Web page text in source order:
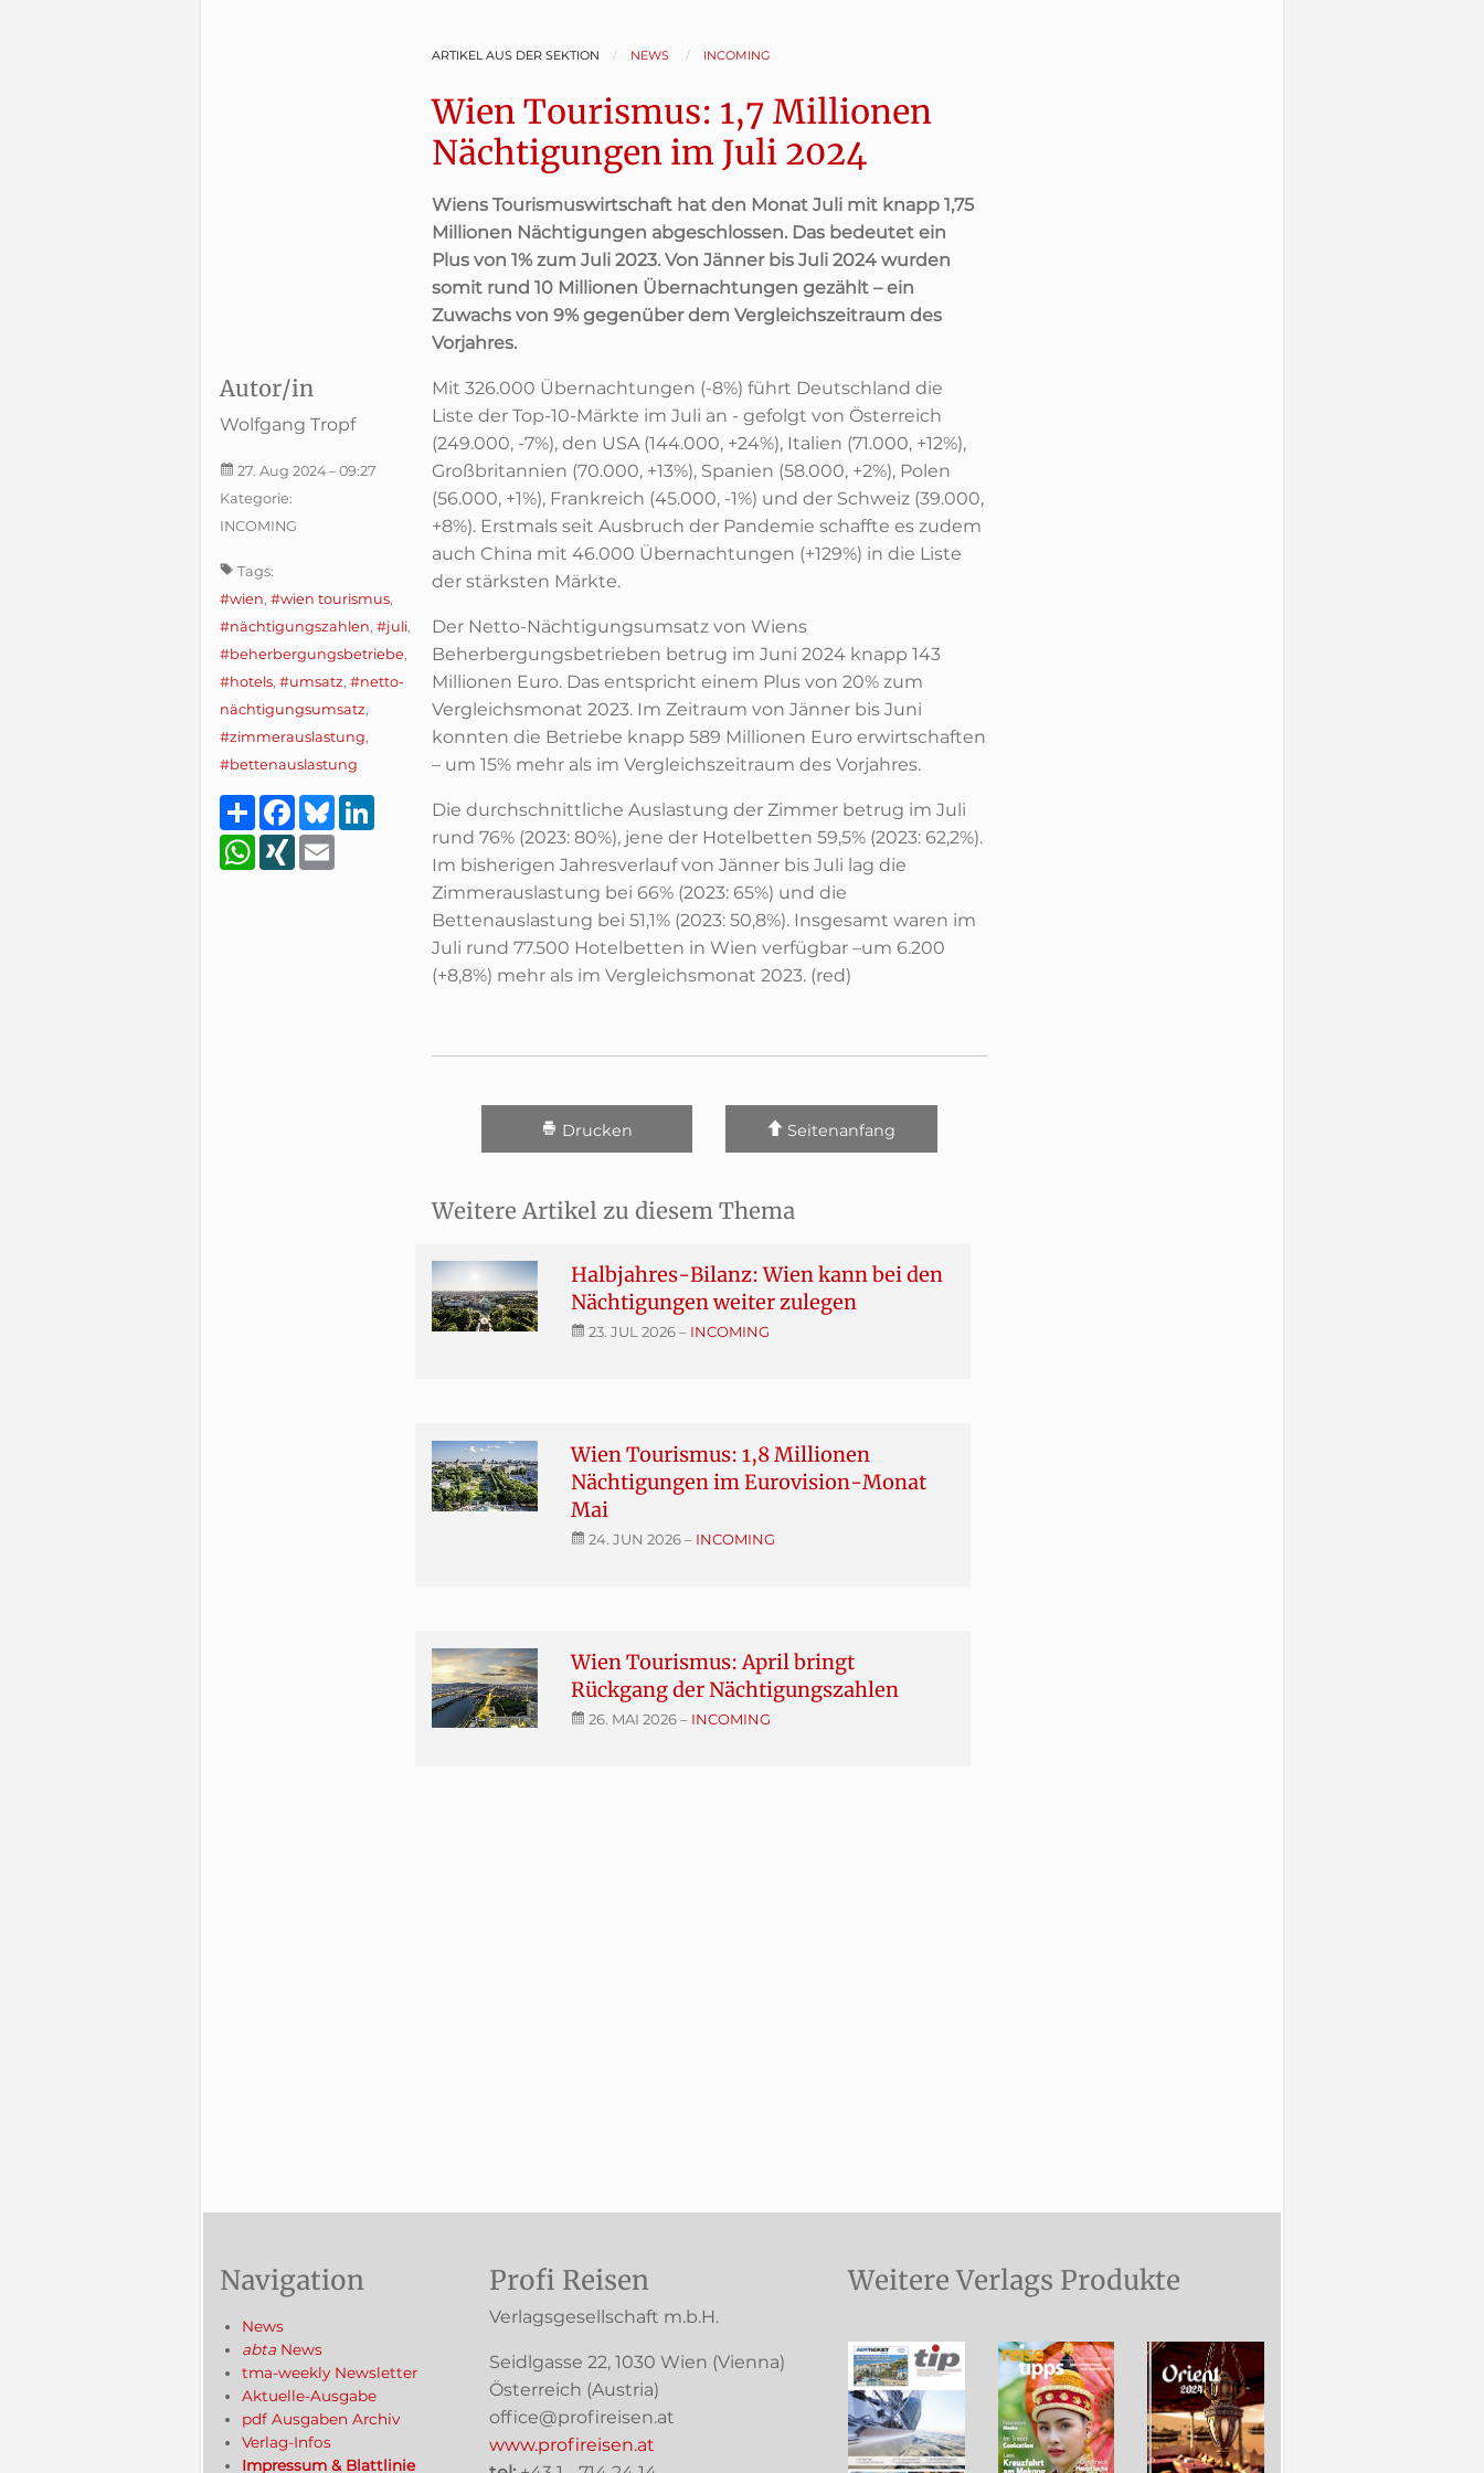
ARTIKEL AUS DER SEKTION NEWS INCOMING
Wien Tourismus: 1,7 Millionen
Nächtigungen im Juli 2024
Wiens Tourismuswirtschaft hat den Monat Juli mit knapp 1,75
Millionen Nächtigungen abgeschlossen. Das bedeutet ein
Plus von 1% zum Juli 2023. Von Jänner bis Juli 2024 wurden
somit rund 10 Millionen Übernachtungen gezählt – ein
Zuwachs von 9% gegenüber dem Vergleichszeitraum des
Vorjahres.
Autor/in
Wolfgang Tropf
27. Aug 2024– 09:27
Kategorie:
INCOMING
Tags:
#wien, #wien tourismus,
#nächtigungszahlen, #juli,
#beherbergungsbetriebe,
#hotels, #umsatz, #netto-
nächtigungsumsatz,
#zimmerauslastung,
#bettenauslastung
TeilenFacebook
BlueskyLinkedIn
WhatsApp
XING
Mit 326.000 Übernachtungen (-8%) führt Deutschland die
Liste der Top-10-Märkte im Juli an - gefolgt von Österreich
(249.000, -7%), den USA (144.000, +24%), Italien (71.000, +12%),
Großbritannien (70.000, +13%), Spanien (58.000, +2%), Polen
(56.000, +1%), Frankreich (45.000, -1%) und der Schweiz (39.000,
+8%). Erstmals seit Ausbruch der Pandemie schaffte es zudem
auch China mit 46.000 Übernachtungen (+129%) in die Liste
der stärksten Märkte.
Der Netto-Nächtigungsumsatz von Wiens
Beherbergungsbetrieben betrug im Juni 2024 knapp 143
Millionen Euro. Das entspricht einem Plus von 20% zum
Vergleichsmonat 2023. Im Zeitraum von Jänner bis Juni
konnten die Betriebe knapp 589 Millionen Euro erwirtschaften
– um 15% mehr als im Vergleichszeitraum des Vorjahres.
Die durchschnittliche Auslastung der Zimmer betrug im Juli
rund 76% (2023: 80%), jene der Hotelbetten 59,5% (2023: 62,2%).
Im bisherigen Jahresverlauf von Jänner bis Juli lag die
Zimmerauslastung bei 66% (2023: 65%) und die
Bettenauslastung bei 51,1% (2023: 50,8%). Insgesamt waren im
Juli rund 77.500 Hotelbetten in Wien verfügbar –um 6.200
(+8,8%) mehr als im Vergleichsmonat 2023. (red)
Drucken Seitenanfang
Weitere Artikel zu diesem Thema
Halbjahres-Bilanz: Wien kann bei den
Nächtigungen weiter zulegen
23. JUL 2026– INCOMING
Wien Tourismus: 1,8 Millionen
Nächtigungen im Eurovision-Monat
Mai
24. JUN 2026– INCOMING
Wien Tourismus: April bringt
Rückgang der Nächtigungszahlen
26. MAI 2026– INCOMING
Navigation
News
abta News
tma-weekly Newsletter
Aktuelle-Ausgabe
pdf Ausgaben Archiv
Verlag-Infos
Impressum & Blattlinie
Profi Reisen
Verlagsgesellschaft m.b.H.
Seidlgasse 22, 1030 Wien (Vienna)
Österreich (Austria)
office@profireisen.at
www.profireisen.at
Weitere Verlags Produkte